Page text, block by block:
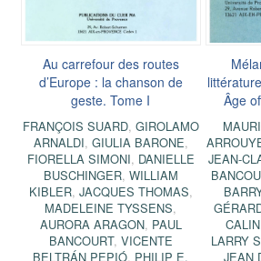
Au carrefour des routes
d’Europe : la chanson de
geste. Tome I
FRANÇOIS SUARD, GIROLAMO
ARNALDI, GIULIA BARONE,
FIORELLA SIMONI, DANIELLE
BUSCHINGER, WILLIAM
KIBLER, JACQUES THOMAS,
MADELEINE TYSSENS,
AURORA ARAGON, PAUL
BANCOURT, VICENTE
BELTRÁN PEPIÓ, PHILIP E.
Âge
JEAN-
CALIN
LARRY
JEAN